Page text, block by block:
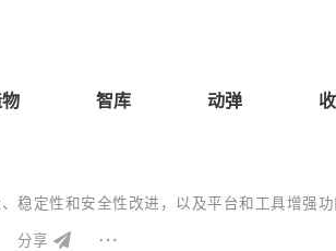
智库 动弹
稳定性和安全性改进，以及平台和工具增强
分享